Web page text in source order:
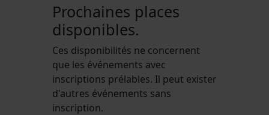
Prochaines places
disponibles.
Ces disponibilités ne concernent
que les événements avec
inscriptions prélables. Il peut exister
d'autres événements sans
inscription.